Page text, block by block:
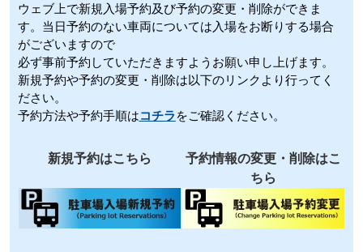
ウェブ上で新規入場予約及び予約の変更・削除ができま
す。当日予約のない車両については入場をお断りする場合
がございますので
必ず事前予約していただきますようお願い申し上げます。
新規予約や予約の変更・削除は以下のリンクより行ってく
ださい。
予約方法や予約手順はコチラをご確認ください。
新規予約はこちら
予約情報の変更・削除はこ
ちら